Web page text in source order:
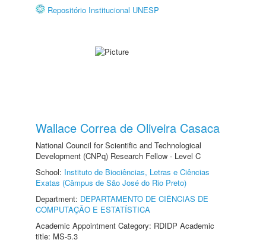
Repositório Institucional UNESP
Wallace Correa de Oliveira Casaca
National Council for Scientific and Technological
Development (CNPq) Research Fellow - Level C
School: Instituto de Biociências, Letras e Ciências
Exatas (Câmpus de São José do Rio Preto)
Department: DEPARTAMENTO DE CIÊNCIAS DE
COMPUTAÇÃO E ESTATÍSTICA
Academic Appointment Category: RDIDP Academic
title: MS-5.3